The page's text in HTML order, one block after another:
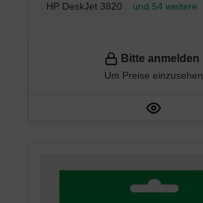
HP DeskJet 3820
und 54 weitere
Bitte anmelden
Um Preise einzusehen